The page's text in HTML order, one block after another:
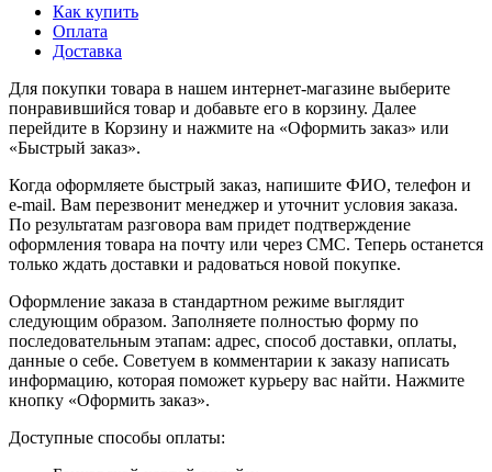
Как купить
Оплата
Доставка
Для покупки товара в нашем интернет-магазине выберите
понравившийся товар и добавьте его в корзину. Далее
перейдите в Корзину и нажмите на «Оформить заказ» или
«Быстрый заказ».
Когда оформляете быстрый заказ, напишите ФИО, телефон и
e-mail. Вам перезвонит менеджер и уточнит условия заказа.
По результатам разговора вам придет подтверждение
оформления товара на почту или через СМС. Теперь останется
только ждать доставки и радоваться новой покупке.
Оформление заказа в стандартном режиме выглядит
следующим образом. Заполняете полностью форму по
последовательным этапам: адрес, способ доставки, оплаты,
данные о себе. Советуем в комментарии к заказу написать
информацию, которая поможет курьеру вас найти. Нажмите
кнопку «Оформить заказ».
Доступные способы оплаты: